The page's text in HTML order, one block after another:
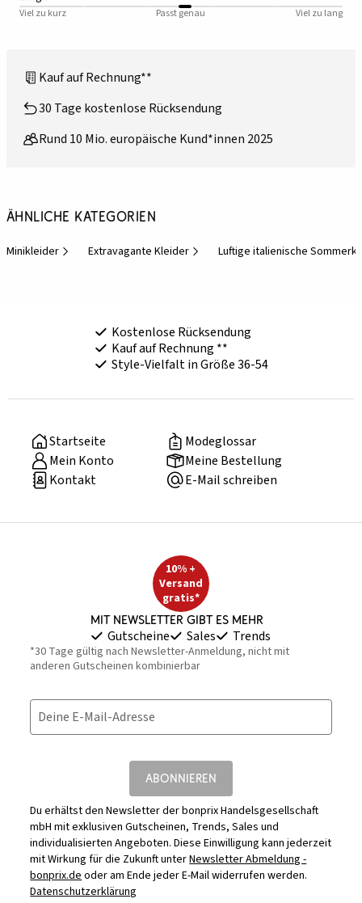
Viel zu kurz Passt genau Viel zu lang
Kauf auf Rechnung**
30 Tage kostenlose Rücksendung
Rund 10 Mio. europäische Kund*innen 2025
Ähnliche Kategorien
Minikleider Extravagante Kleider Luftige italienische
Kostenlose Rücksendung
Kauf auf Rechnung **
Style-Vielfalt in Größe 36-54
Startseite
Modeglossar
Mein Konto
Meine Bestellung
Kontakt
E-Mail schreiben
10% +
Versand
gratis*
Mit Newsletter gibt es mehr
Gutscheine Sales Trends
*30 Tage gültig nach Newsletter-Anmeldung, nicht mit
anderen Gutscheinen kombinierbar
Deine E-Mail-Adresse
ABONNIEREN
Du erhältst den Newsletter der bonprix Handelsgesellschaft
mbH mit exklusiven Gutscheinen, Trends, Sales und
individualisierten Angeboten. Diese Einwilligung kann jederzeit
mit Wirkung für die Zukunft unterNewsletter Abmeldung -
bonprix.deoder am Ende jeder E-Mail widerrufen werden.
Datenschutzerklärung